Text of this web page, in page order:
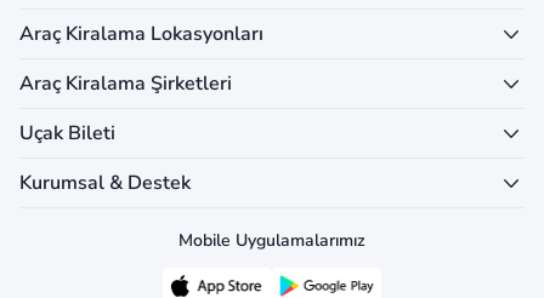
Araç Kiralama Lokasyonları
Araç Kiralama Şirketleri
Uçak Bileti
Kurumsal & Destek
Mobile Uygulamalarımız